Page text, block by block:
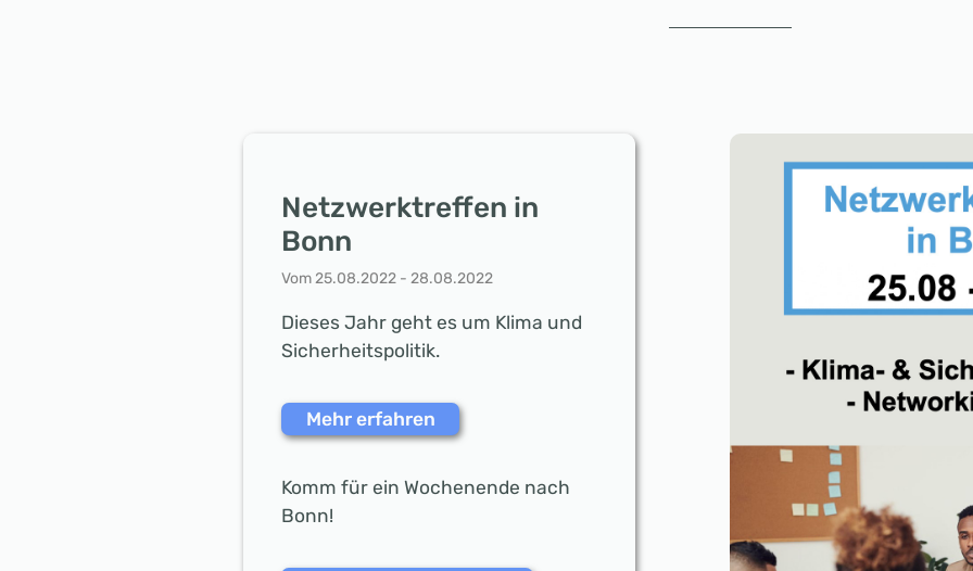
Netzwerktreffen in
Bonn
Vom 25.08.2022 - 28.08.2022
Dieses Jahr geht es um Klima und
Sicherheitspolitik.
Mehr erfahren
Komm für ein Wochenende nach
Bonn!